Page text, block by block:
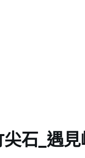
尖石_遇